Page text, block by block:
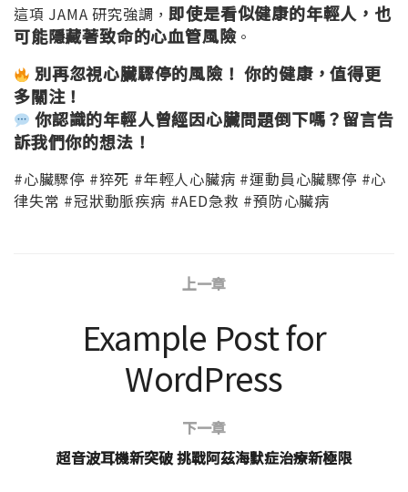
這項 JAMA 研究強調，即使是看似健康的年輕人，也
可能隱藏著致命的心血管風險。
別再忽視心臟驟停的風險！ 你的健康，值得更
多關注！
你認識的年輕人曾經因心臟問題倒下嗎？留言告
訴我們你的想法！
#心臟驟停 #猝死 #年輕人心臟病 #運動員心臟驟停 #心
律失常 #冠狀動脈疾病 #AED急救 #預防心臟病
上一章
Example Post for
WordPress
下一章
超音波耳機新突破 挑戰阿茲海默症治療新極限